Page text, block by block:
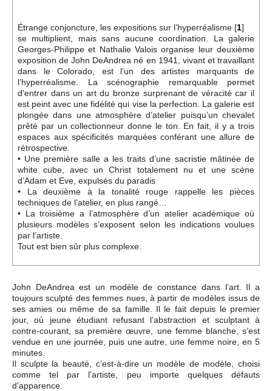
Étrange conjoncture, les expositions sur l’hyperréalisme [1]
se multiplient, mais sans aucune coordination. La galerie
Georges-Philippe et Nathalie Valois organise leur deuxième
exposition de John DeAndrea né en 1941, vivant et travaillant
dans le Colorado, est l’un des artistes marquants de
l’hyperréalisme. La scénographie remarquable permet
d’entrer dans un art du bronze surprenant de véracité car il
est peint avec une fidélité qui vise la perfection. La galerie est
plongée dans une atmosphère d’atelier puisqu’un chevalet
prêté par un collectionneur donne le ton. En fait, il y a trois
espaces aux spécificités marquées conférant une allure de
rétrospective.
• Une première salle a les traits d’une sacristie mâtinée de
white cube, avec un Christ totalement nu et une scène
d’Adam et Eve, expulsés du paradis
• La deuxième à la tonalité rouge rappelle les pièces
techniques de l’atelier, en plus rangé…
• La troisième a l’atmosphère d’un atelier académique où
plusieurs modèles s’exposent selon les indications voulues
par l’artiste.
Tout est bien sûr plus complexe.
John DeAndrea est un modèle de constance dans l’art. Il a
toujours sculpté des femmes nues, à partir de modèles issus de
ses amies ou même de sa famille. Il le fait depuis le premier
jour, où jeune étudiant refusant l’abstraction et sculptant à
contre-courant, sa première œuvre, une femme blanche, s’est
vendue en une journée, puis une autre, une femme noire, en 5
minutes.
Il sculpte la beauté, c’est-à-dire un modèle de modèle, choisi
comme tel par l’artiste, peu importe quelques défauts
d’apparence.